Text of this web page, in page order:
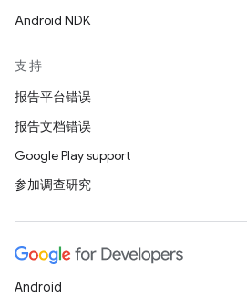
Android NDK
支持
报告平台错误
报告文档错误
Google Play support
参加调查研究
Android